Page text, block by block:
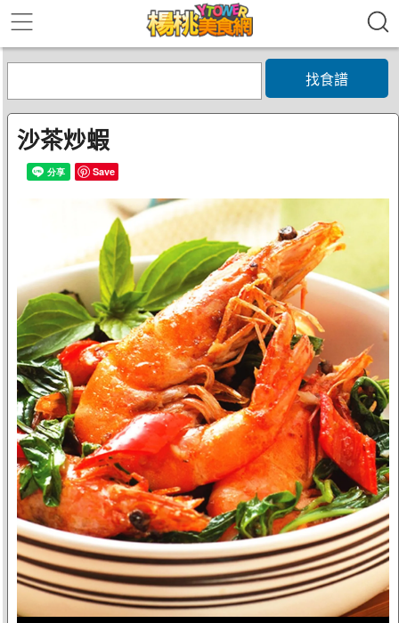
找食譜
沙茶炒蝦
Save